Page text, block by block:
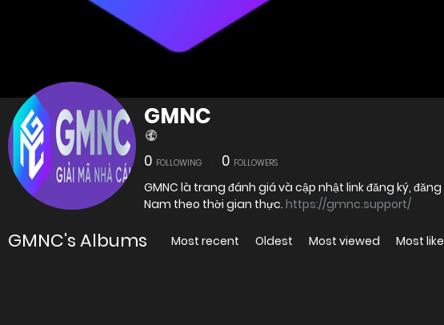
GMNC
0 FOLLOWING 0 FOLLOWERS
GMNC là trang đánh giá và cập nhật link đăng ký,
Nam theo thời gian thực. https://gmnc.support/
GMNC's Albums Most recent Oldest Most viewed Most